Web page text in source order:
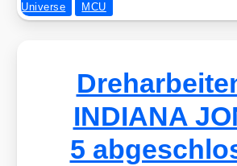
Universe
MCU
INDIANA
5